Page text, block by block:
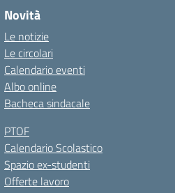
Novità
Le notizie
Le circolari
Calendario eventi
Albo online
Bacheca sindacale
PTOF
Calendario Scolastico
Spazio ex-studenti
Offerte lavoro